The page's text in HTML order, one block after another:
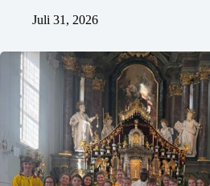
Juli 31, 2026